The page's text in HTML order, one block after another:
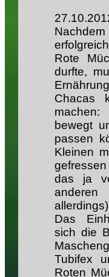
Rote
durfte,
Chacas
bewegt
passen
Kleinen
das ja
Das
sich die
Tubifex
Roten